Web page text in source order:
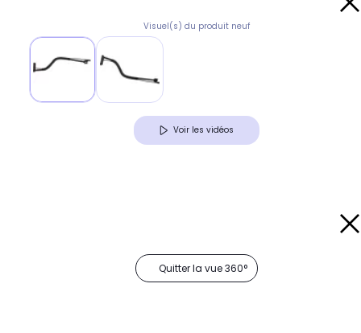
Visuel(s) du produit neuf
Voir les vidéos
Quitter la vue 360°